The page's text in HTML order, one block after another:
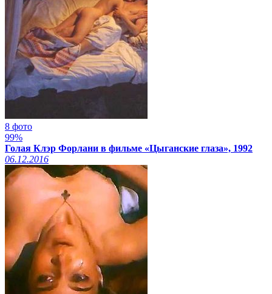
8 фото
99%
Голая Клэр Форлани в фильме «Цыганские глаза», 1992
06.12.2016